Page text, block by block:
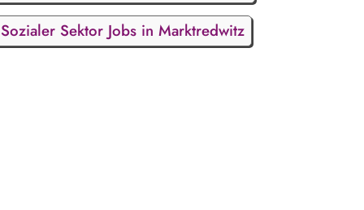
Sozialer Sektor Jobs in Marktredwitz